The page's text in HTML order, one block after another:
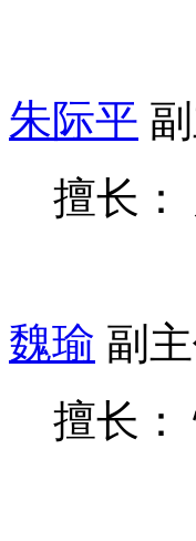
朱际平
擅长：
魏瑜 副
擅长：